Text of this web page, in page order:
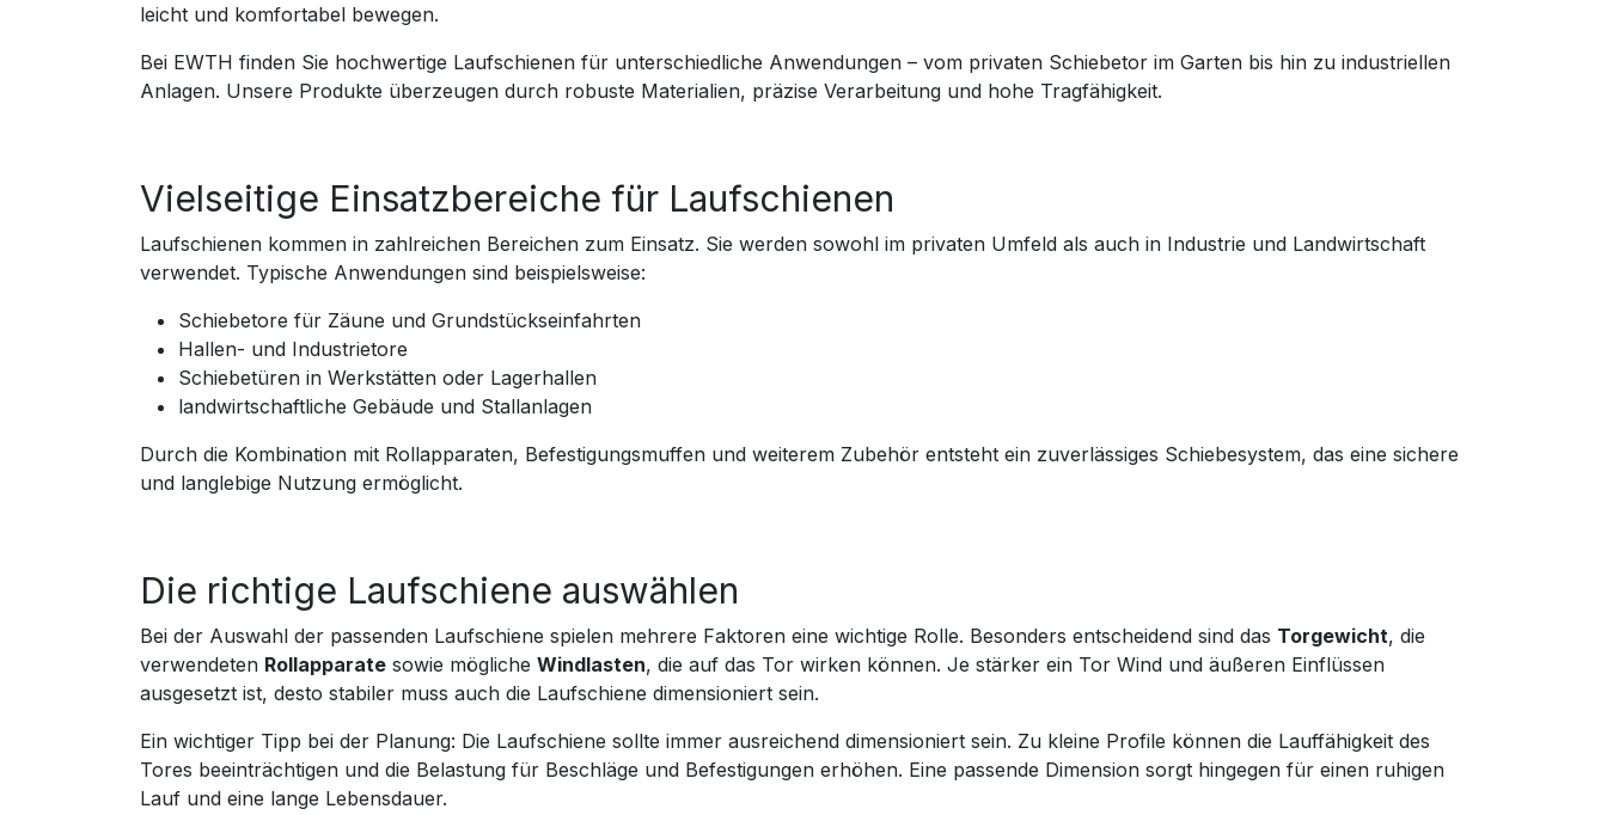
leicht und komfortabel bewegen.
Bei EWTH finden Sie hochwertige Laufschienen für unterschiedliche Anwendungen – vom privaten Schiebetor im Garten bis hin zu industriellen
Anlagen. Unsere Produkte überzeugen durch robuste Materialien, präzise Verarbeitung und hohe Tragfähigkeit.
Vielseitige Einsatzbereiche für Laufschienen
Laufschienen kommen in zahlreichen Bereichen zum Einsatz. Sie werden sowohl im privaten Umfeld als auch in Industrie und Landwirtschaft
verwendet. Typische Anwendungen sind beispielsweise:
Schiebetore für Zäune und Grundstückseinfahrten
Hallen- und Industrietore
Schiebetüren in Werkstätten oder Lagerhallen
landwirtschaftliche Gebäude und Stallanlagen
Durch die Kombination mit Rollapparaten, Befestigungsmuffen und weiterem Zubehör entsteht ein zuverlässiges Schiebesystem, das eine sichere
und langlebige Nutzung ermöglicht.
Die richtige Laufschiene auswählen
Bei der Auswahl der passenden Laufschiene spielen mehrere Faktoren eine wichtige Rolle. Besonders entscheidend sind das Torgewicht, die
verwendeten Rollapparate sowie mögliche Windlasten, die auf das Tor wirken können. Je stärker ein Tor Wind und äußeren Einflüssen
ausgesetzt ist, desto stabiler muss auch die Laufschiene dimensioniert sein.
Ein wichtiger Tipp bei der Planung: Die Laufschiene sollte immer ausreichend dimensioniert sein. Zu kleine Profile können die Lauffähigkeit des
Tores beeinträchtigen und die Belastung für Beschläge und Befestigungen erhöhen. Eine passende Dimension sorgt hingegen für einen ruhigen
Lauf und eine lange Lebensdauer.